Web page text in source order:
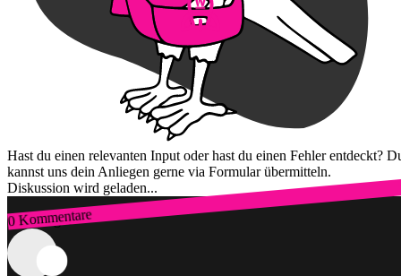
Hast du einen relevanten Input oder hast du einen Fehler entdeckt?
kannst uns dein Anliegen gerne via Formular übermitteln.
Diskussion wird geladen...
0 Kommentare
Zum Login